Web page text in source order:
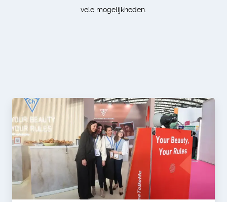
vele mogelijkheden.